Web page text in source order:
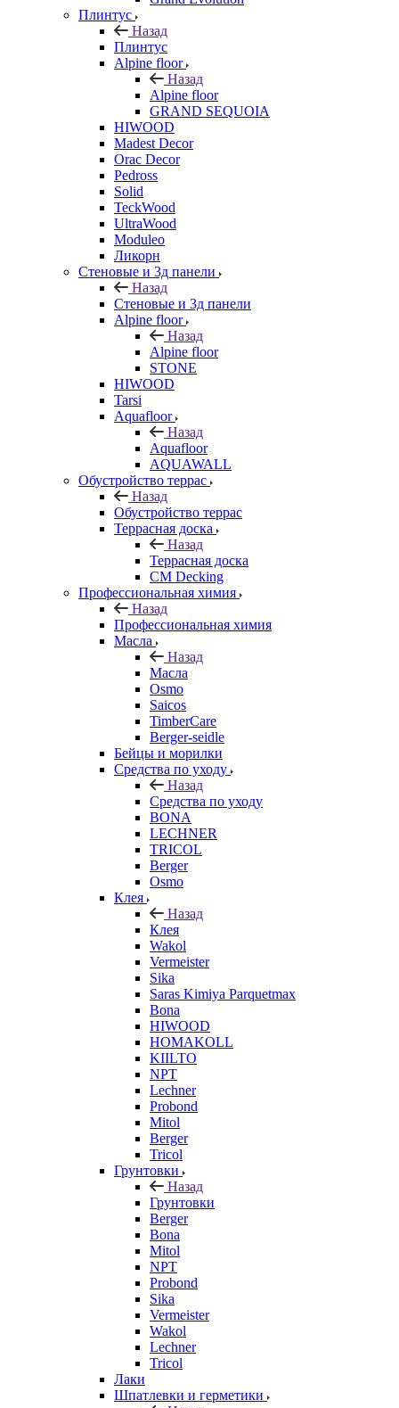
Плинтус
Назад
Плинтус
Alpine floor
Назад
Alpine floor
GRAND SEQUOIA
HIWOOD
Madest Decor
Orac Decor
Pedross
Solid
TeckWood
UltraWood
Moduleo
Ликорн
Стеновые и 3д панели
Назад
Стеновые и 3д панели
Alpine floor
Назад
Alpine floor
STONE
HIWOOD
Tarsi
Aquafloor
Назад
Aquafloor
AQUAWALL
Обустройство террас
Назад
Обустройство террас
Террасная доска
Назад
Террасная доска
CM Decking
Профессиональная химия
Назад
Профессиональная химия
Масла
Назад
Масла
Osmo
Saicos
TimberCare
Berger-seidle
Бейцы и морилки
Средства по уходу
Назад
Средства по уходу
BONA
LECHNER
TRICOL
Berger
Osmo
Клея
Назад
Клея
Wakol
Vermeister
Sika
Saras Kimiya Parquetmax
Bona
HIWOOD
HOMAKOLL
KIILTO
NPT
Lechner
Probond
Mitol
Berger
Tricol
Грунтовки
Назад
Грунтовки
Berger
Bona
Mitol
NPT
Probond
Sika
Vermeister
Wakol
Lechner
Tricol
Лаки
Шпатлевки и герметики